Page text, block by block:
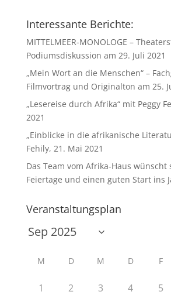
Interessante Berichte:
MITTELMEER-MONOLOGE –
Podiumsdiskussion am 29. Juli 2021
„Mein Wort an die Menschen“ –
Filmvortrag und Originalton am 25.
„Lesereise durch Afrika“ mit Peggy
2021
„Einblicke in die afrikanische
Fehily, 21. Mai 2021
Das Team vom Afrika-Haus wünscht
Feiertage und einen guten Start ins
Veranstaltungsplan
M D M D F
1 2 3 4 5